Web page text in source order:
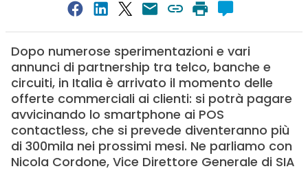
Dopo numerose sperimentazioni e vari
annunci di partnership tra telco, banche e
circuiti, in Italia è arrivato il momento delle
offerte commerciali ai clienti: si potrà pagare
avvicinando lo smartphone ai POS
contactless, che si prevede diventeranno più
di 300mila nei prossimi mesi. Ne parliamo con
Nicola Cordone, Vice Direttore Generale di SIA